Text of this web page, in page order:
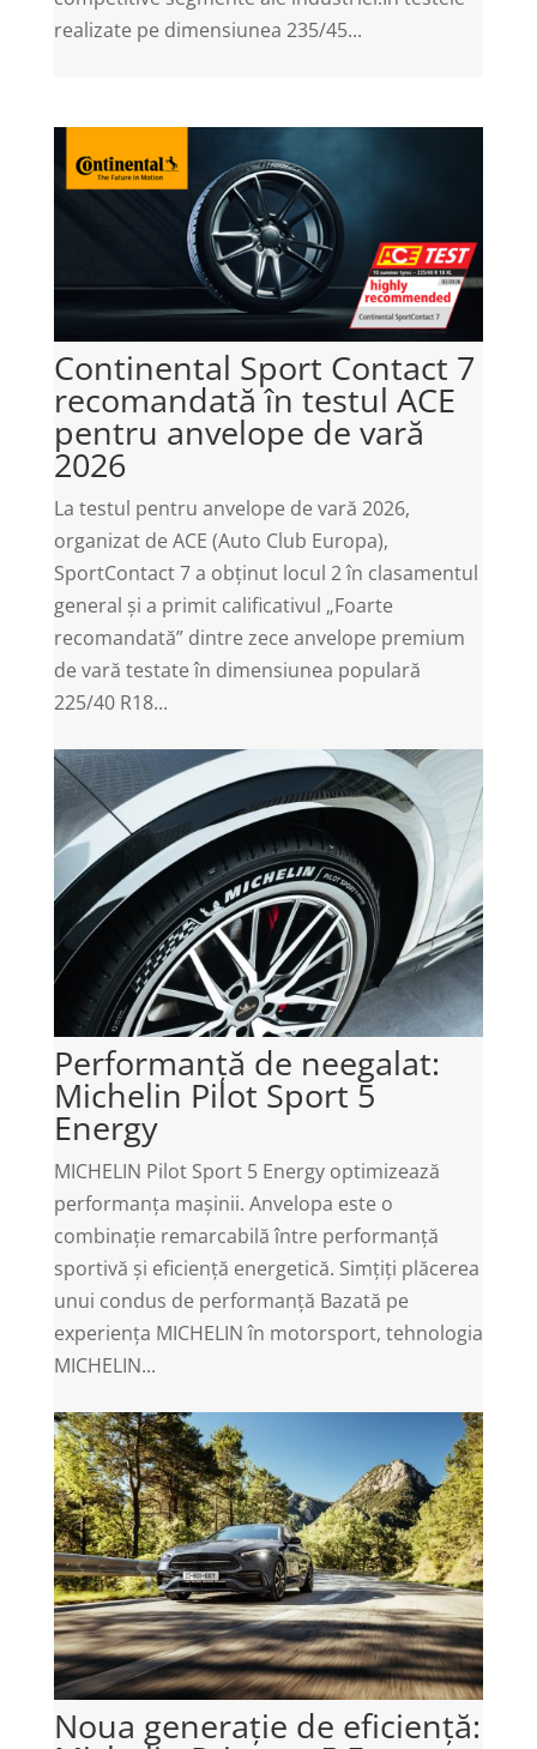
realizate pe dimensiunea 235/45...
Continental Sport Contact 7
recomandată în testul ACE
pentru anvelope de vară
2026
La testul pentru anvelope de vară 2026,
organizat de ACE (Auto Club Europa),
SportContact 7 a obținut locul 2 în clasamentul
general și a primit calificativul „Foarte
recomandată” dintre zece anvelope premium
de vară testate în dimensiunea populară
225/40 R18...
Performanță de neegalat:
Michelin Pilot Sport 5
Energy
MICHELIN Pilot Sport 5 Energy optimizează
performanța mașinii. Anvelopa este o
combinație remarcabilă între performanță
sportivă și eficiență energetică. Simțiți plăcerea
unui condus de performanță Bazată pe
experiența MICHELIN în motorsport, tehnologia
MICHELIN...
Noua generație de eficiență: